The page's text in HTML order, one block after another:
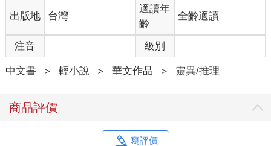
田哥抽動嘴角，露出一種「我究竟看了什麼？」的表情。
封蕭生巧妙地避開莉莉的身體，保持紳士的距離，既沒碰到對方
的胸脯，也沒讓她顏面掃地，微笑著回應：「也許因為關卡還沒
結束。」
……什麼意思？
全場靜默，就連莉莉也忘了要撒嬌。
靜，哪來的還沒結束？
封蕭生沒有解答，只是偏頭望向窗口，漆黑不祥的夜色透過布滿
著動作落下淺淺的褶痕，如畫般的側臉卻要比襯衫更引人注目，
出版地 台灣
適讀年
齡
全齡適讀
注音 級別
中文書 ＞ 輕小說 ＞ 華文作品 ＞ 靈異/推理
商品評價
寫評價